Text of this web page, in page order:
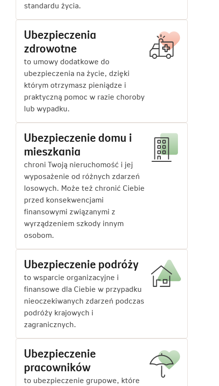
standardu życia.
Ubezpieczenia
zdrowotne
to umowy dodatkowe do
ubezpieczenia na życie, dzięki
którym otrzymasz pieniądze i
praktyczną pomoc w razie choroby
lub wypadku.
Ubezpieczenie domu i
mieszkania
chroni Twoją nieruchomość i jej
wyposażenie od różnych zdarzeń
losowych. Może też chronić Ciebie
przed konsekwencjami
finansowymi związanymi z
wyrządzeniem szkody innym
osobom.
Ubezpieczenie podróży
to wsparcie organizacyjne i
finansowe dla Ciebie w przypadku
nieoczekiwanych zdarzeń podczas
podróży krajowych i
zagranicznych.
Ubezpieczenie
pracowników
to ubezpieczenie grupowe, które